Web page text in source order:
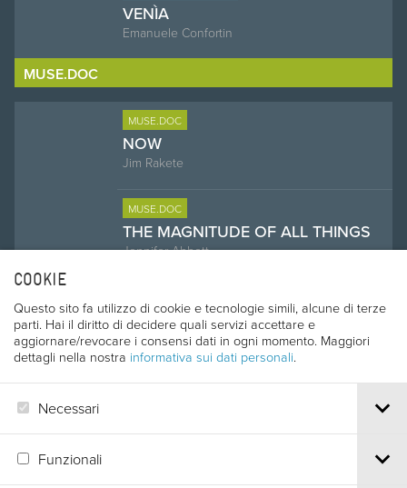
COOKIE
Questo sito fa utilizzo di cookie e tecnologie simili, alcune di terze
parti. Hai il diritto di decidere quali servizi accettare e
aggiornare/revocare i consensi dati in ogni momento. Maggiori
dettagli nella nostra informativa sui dati personali.
Necessari
Funzionali
VENÌA
Emanuele Confortin
MUSE.DOC
MUSE.DOC
NOW
Jim Rakete
MUSE.DOC
THE MAGNITUDE OF ALL THINGS
Jennifer Abbott
WOOD
Monica Lazurean-Gorgan, Ebba Sinzinger,
Michaela Kirst
T4FUTURE
Lucas Lermytte, Zoé Devise